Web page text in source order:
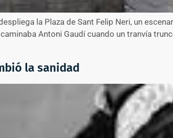
la Plaza de Sant Felip Neri, un
Antoni Gaudí cuando un tranvía
la sanidad